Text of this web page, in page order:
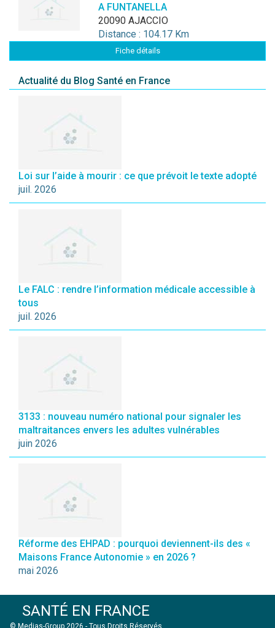
A FUNTANELLA
20090 AJACCIO
Distance : 104.17 Km
Fiche détails
Actualité du Blog Santé en France
Loi sur l’aide à mourir : ce que prévoit le texte adopté
juil. 2026
Le FALC : rendre l’information médicale accessible à
tous
juil. 2026
3133 : nouveau numéro national pour signaler les
maltraitances envers les adultes vulnérables
juin 2026
Réforme des EHPAD : pourquoi deviennent-ils des «
Maisons France Autonomie » en 2026 ?
mai 2026
SANTÉ EN FRANCE
© Medias-Group 2026 - Tous Droits Réservés